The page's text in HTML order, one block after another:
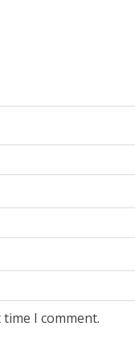
I comment.